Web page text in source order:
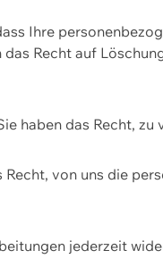
Ihre
Recht auf
haben das Recht,
von uns die
jederzeit